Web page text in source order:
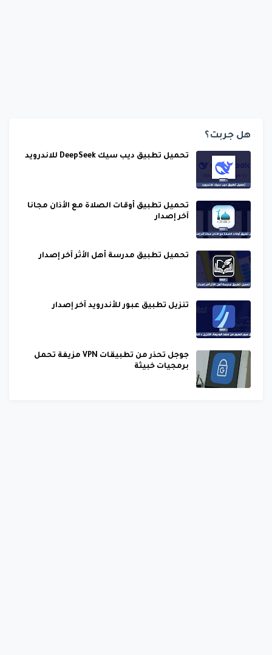
هل جربت؟
تحميل تطبيق ديب سيك DeepSeek للاندرويد
تحميل تطبيق أوقات الصلاة مع الأذان مجانا
آخر إصدار
تحميل تطبيق مدرسة أهل الأثر آخر إصدار
تنزيل تطبيق عبور للأندرويد آخر إصدار
جوجل تحذر من تطبيقات VPN مزيفة تحمل
برمجيات خبيثة